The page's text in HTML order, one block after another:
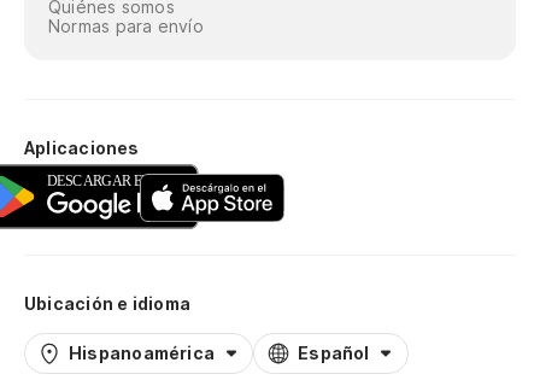
Quiénes somos
Normas para envío
Aplicaciones
Ubicación e idioma
Hispanoamérica Español